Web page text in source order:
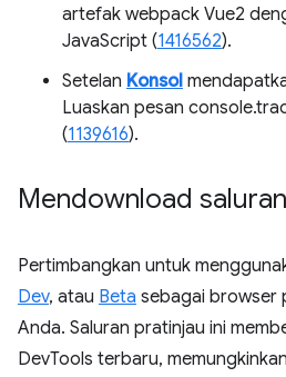
artefak webpack Vue2
JavaScript (1416562).
Setelan Konsol
Luaskan pesan
(1139616).
Mendownload
Pertimbangkan untuk
Dev, atau Beta sebagai browser
Anda. Saluran pratinjau ini
DevTools terbaru,